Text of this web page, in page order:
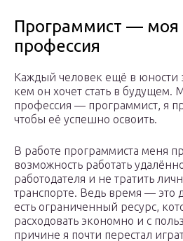
Программист —
профессия
Каждый человек ещё в юности
кем он хочет стать в будущем.
профессия — программист, я
чтобы её успешно освоить.
В работе программиста меня
возможность работать
работодателя и не тратить
транспорте. Ведь время — это
есть ограниченный ресурс,
расходовать экономно и с
причине я почти перестал